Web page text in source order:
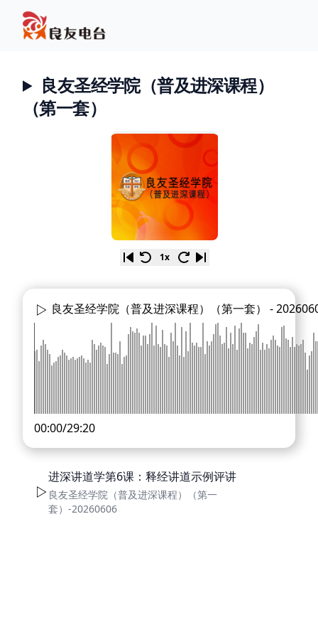
良友圣经学院（普及进深课程）
（第一套）
1x
良友圣经学院（普及进深课程）（第一套） -
00:00/29:20
进深讲道学第6课：释经讲道示例评讲
良友圣经学院（普及进深课程）（第一
套）-20260606